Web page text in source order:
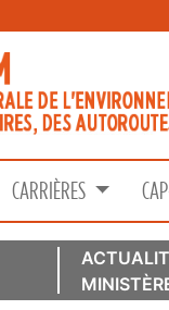
CARRIÈRES